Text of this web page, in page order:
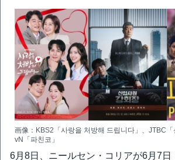
画像：KBS2「사랑을 처방해 드립니다」、JTBC
vN「파친코」
6月8日、ニールセン・コリアが6月7日